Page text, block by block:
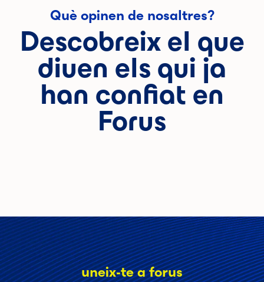
Què opinen de nosaltres?
Descobreix el que
diuen els qui ja
han confiat en
Forus
uneix-te a forus